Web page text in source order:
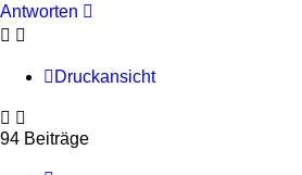
Antworten
Druckansicht
94 Beiträge